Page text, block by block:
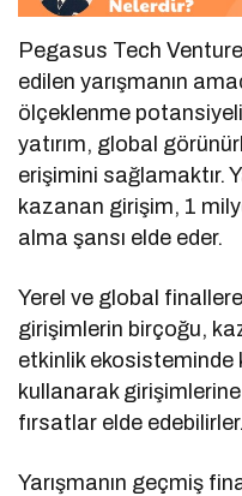
Pegasus Tech
edilen yarışmanın
ölçeklenme
yatırım, global
erişimini sağlamaktır.
kazanan girişim, 1
alma şansı elde eder.
Yerel ve global
girişimlerin birçoğu,
etkinlik ekosisteminde
kullanarak
fırsatlar elde edebilirler.
Yarışmanın geçmiş